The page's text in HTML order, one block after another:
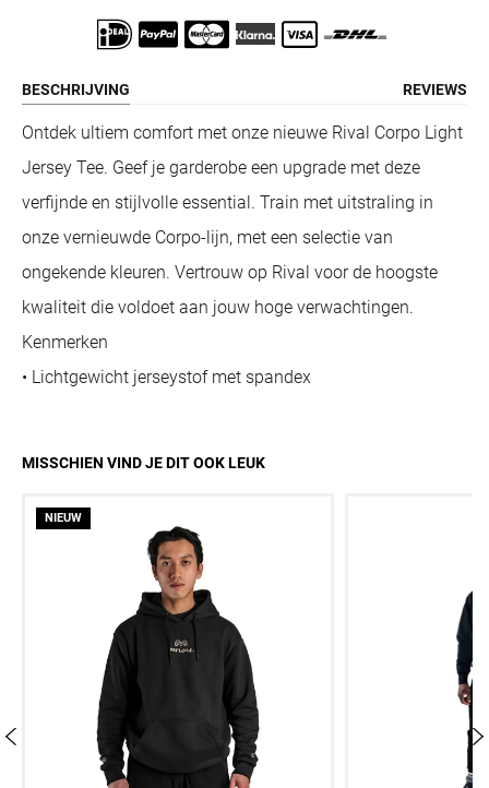
BESCHRIJVING REVIEWS
Ontdek ultiem comfort met onze nieuwe Rival Corpo Light
Jersey Tee. Geef je garderobe een upgrade met deze
verfijnde en stijlvolle essential. Train met uitstraling in
onze vernieuwde Corpo-lijn, met een selectie van
ongekende kleuren. Vertrouw op Rival voor de hoogste
kwaliteit die voldoet aan jouw hoge verwachtingen.
Kenmerken
• Lichtgewicht jerseystof met spandex
MISSCHIEN VIND JE DIT OOK LEUK
NIEUW